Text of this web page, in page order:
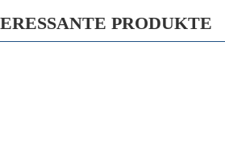
PRODUKTE